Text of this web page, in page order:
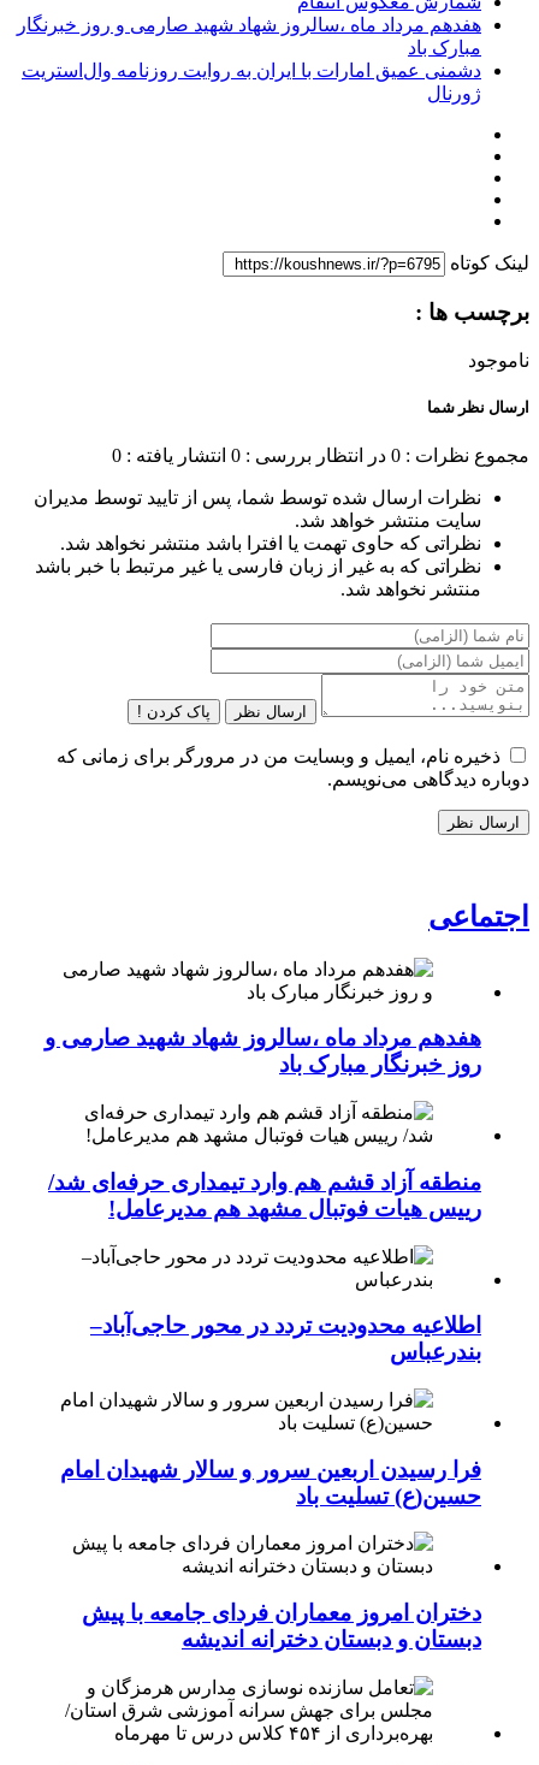
هفدهم مرداد ماه ،سالروز شهاد شهید صارمی و روز خبرنگار
مبارک باد
دشمنی عمیق امارات با ایران به روایت روزنامه وال‌استریت
ژورنال
لینک کوتاه
برچسب ها :
ناموجود
ارسال نظر شما
مجموع نظرات : 0 در انتظار بررسی : 0 انتشار یافته : 0
نظرات ارسال شده توسط شما، پس از تایید توسط مدیران
سایت منتشر خواهد شد.
نظراتی که حاوی تهمت یا افترا باشد منتشر نخواهد شد.
نظراتی که به غیر از زبان فارسی یا غیر مرتبط با خبر باشد
منتشر نخواهد شد.
ارسال نظر پاک کردن !
ذخیره نام، ایمیل و وبسایت من در مرورگر برای زمانی که
دوباره دیدگاهی می‌نویسم.
اجتماعی
هفدهم مرداد ماه ،سالروز شهاد شهید صارمی و
روز خبرنگار مبارک باد
منطقه آزاد قشم هم وارد تیمداری حرفه‌ای شد/
رییس هیات فوتبال مشهد هم مدیرعامل!
اطلاعیه محدودیت تردد در محور حاجی‌آباد–
بندرعباس
فرا رسیدن اربعین سرور و سالار شهیدان امام
حسین(ع) تسلیت باد
دختران امروز معماران فردای جامعه با پیش
دبستان و دبستان دخترانه اندیشه